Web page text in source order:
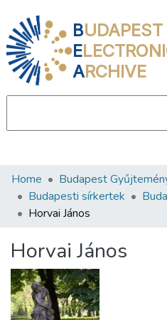
BUDAPEST
E
ARCHIVE
Communities & Collections
All of DSpace
About us
Home Budapest
Budapesti sírkertek
Horvai János
Horvai János